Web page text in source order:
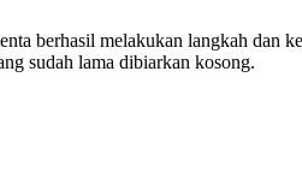
berhasil melakukan langkah dan
sudah lama dibiar­kan kosong.